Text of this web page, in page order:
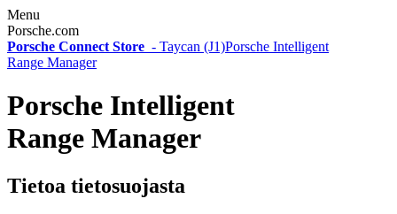
Menu
Porsche.com
Porsche Connect Store - Taycan (J1)Porsche Intelligent
Range Manager
Porsche Intelligent
Range Manager
Tietoa tietosuojasta